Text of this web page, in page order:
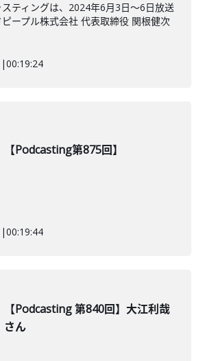
ティングは、2024年6月3日〜6日放送
ープル株式会社 代表取締役 関根健次
|00:19:24
【Podcasting第875回】
|00:19:44
【Podcasting 第840回】大江利哉
さん